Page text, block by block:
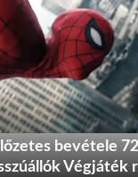
bevétele
Végjáték